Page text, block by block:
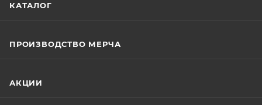
КАТАЛОГ
ПРОИЗВОДСТВО МЕРЧА
АКЦИИ